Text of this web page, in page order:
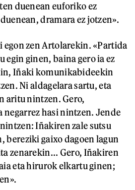
duenean euforiko ez
dramara ez jotzen».
egon zen Artolarekin. «Partida
egin ginen, baina gero ia ez
Iñaki komunikabideekin
Ni aldagelara sartu, eta
aritu nintzen. Gero,
negarrez hasi nintzen. Jende
Iñakiren zale sutsu
bereziki gaixo dagoen lagun
zenarekin... Gero, Iñakiren
eta hirurok elkartu ginen;